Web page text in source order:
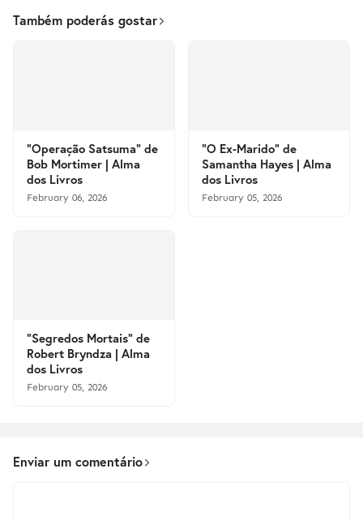
Também poderás gostar
"Operação Satsuma" de
Bob Mortimer | Alma
dos Livros
February 06, 2026
"O Ex-Marido" de
Samantha Hayes | Alma
dos Livros
February 05, 2026
"Segredos Mortais" de
Robert Bryndza | Alma
dos Livros
February 05, 2026
Enviar um comentário